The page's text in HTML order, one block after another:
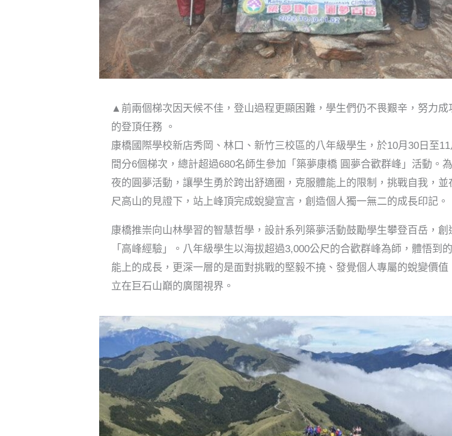
▲ 前兩個梯次因天候不佳，登山過程更顯困難，學生們仍不畏艱辛，努力成
的登頂任務 。
康橋國際學校新店秀岡、林口、新竹三校區的八年級學生，於10月30日至11
間分6個梯次，總計超過680名師生參加「築夢康橋 圓夢合歡群峰」活動。
夜的圓夢活動，讓學生勇於跨出舒適圈，克服體能上的限制，挑戰自我，並
尺高山的見證下，站上峰頂完成蛻變宣言，創造個人獨一無二的成長印記。
康橋推崇向山林學習的智慧哲學，設計系列築夢活動鼓勵學生攀登百岳，創
「高峰經驗」。八年級學生以海拔超過3,000公尺的合歡群峰為師，體悟到
能上的成長，更深一層的是面對挑戰的堅毅不撓、發覺個人專屬的蛻變價值
立在巨石山巔的廣闊視界。